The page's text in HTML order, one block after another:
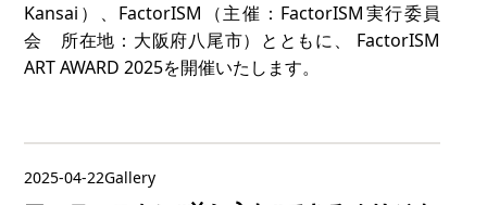
Kansai）、FactorISM（主催：FactorISM実行委員
会 所在地：大阪府八尾市）とともに、 FactorISM
ART AWARD 2025を開催いたします。
2025-04-22Gallery